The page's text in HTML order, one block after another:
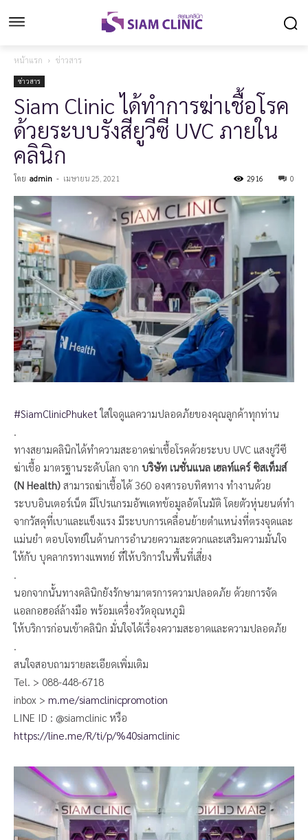
หน้าแรก ข่าวสาร
ข่าวสาร
Siam Clinic ได้ทำการฆ่าเชื้อโรค
ด้วยระบบรังสียูวีซี UVC ภายใน
คลินิก
โดย admin - เมษายน 25, 2021 0
2916
#SiamClinicPhuket ใส่ใจดูแลความปลอดภัยของคุณลูกค้าทุกท่าน
.
ทางสยามคลินิกได้ทำความสะอาดฆ่าเชื้อโรคด้วยระบบ UVC แสงยูวีซี
ฆ่าเชื้อ มาตรฐานระดับโลก จาก บริษัท เนชั่นแนล เฮลท์แคร์ ซิสเท็มส์
(N Health) สามารถฆ่าเชื้อได้ 360 องศารอบทิศทาง ทำงานด้วย
ระบบอินเตอร์เน็ต มีโปรแกรมอัพเดทข้อมูลอัตโนมัติ โดยตัวหุ่นยนต์ทำ
จากวัสดุที่เบาและแข็งแรง มีระบบการเคลื่อนย้ายตำแหน่งที่ตรงจุดและ
แม่นยำ ตอบโจทย์ในด้านการอำนวยความสะดวกและเสริมความมั่นใจ
ให้กับ บุคลากรทางแพทย์ ที่ให้บริการในพื้นที่เสี่ยง
.
นอกจากนั้นทางคลินิกยังรักษามาตรการความปลอดภัย ด้วยการจัด
แอลกอฮอล์ล้างมือ พร้อมเครื่องวัดอุณหภูมิ
ให้บริการก่อนเข้าคลินิก มั่นใจได้เรื่องความสะอาดและความปลอดภัย
.
สนใจสอบถามรายละเอียดเพิ่มเติม
Tel. > 088-448-6718
inbox > m.me/siamclinicpromotion
LINE ID : @siamclinic หรือ
https://line.me/R/ti/p/%40siamclinic